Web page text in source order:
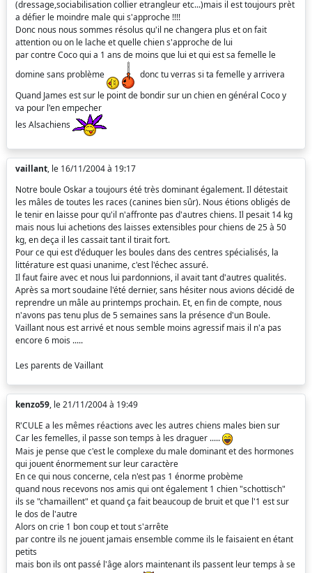
(dressage,sociabilisation collier etrangleur etc...)mais il est toujours prèt
a défier le moindre male qui s'approche !!!!
Donc nous nous sommes résolus qu'il ne changera plus et on fait
attention ou on le lache et quelle chien s'approche de lui
par contre Coco qui a 1 ans de moins que lui et qui est sa femelle le
domine sans problème
donc tu verras si ta femelle y arrivera
Quand James est sur le point de bondir sur un chien en général Coco y
va pour l'en empecher
les Alsachiens
vaillant, le 16/11/2004 à 19:17
Notre boule Oskar a toujours été très dominant également. Il détestait
les mâles de toutes les races (canines bien sûr). Nous étions obligés de
le tenir en laisse pour qu'il n'affronte pas d'autres chiens. Il pesait 14 kg
mais nous lui achetions des laisses extensibles pour chiens de 25 à 50
kg, en deça il les cassait tant il tirait fort.
Pour ce qui est d'éduquer les boules dans des centres spécialisés, la
littérature est quasi unanime, c'est l'échec assuré.
Il faut faire avec et nous lui pardonnions, il avait tant d'autres qualités.
Après sa mort soudaine l'été dernier, sans hésiter nous avions décidé de
reprendre un mâle au printemps prochain. Et, en fin de compte, nous
n'avons pas tenu plus de 5 semaines sans la présence d'un Boule.
Vaillant nous est arrivé et nous semble moins agressif mais il n'a pas
encore 6 mois .....
Les parents de Vaillant
kenzo59, le 21/11/2004 à 19:49
R'CULE a les mêmes réactions avec les autres chiens males bien sur
Car les femelles, il passe son temps à les draguer .....
Mais je pense que c'est le complexe du male dominant et des hormones
qui jouent énormement sur leur caractère
En ce qui nous concerne, cela n'est pas 1 énorme probème
quand nous recevons nos amis qui ont également 1 chien "schottisch"
ils se "chamaillent" et quand ça fait beaucoup de bruit et que l'1 est sur
le dos de l'autre
Alors on crie 1 bon coup et tout s'arrête
par contre ils ne jouent jamais ensemble comme ils le faisaient en étant
petits
mais bon ils ont passé l'âge alors maintenant ils passent leur temps à se